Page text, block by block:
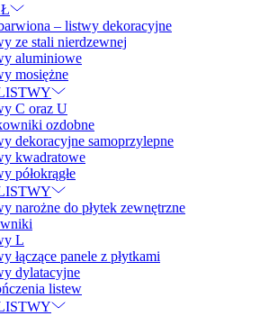
– listwy dekoracyjne
ze stali nierdzewnej
aluminiowe
mosiężne
C oraz U
ozdobne
dekoracyjne samoprzylepne
kwadratowe
półokrągłe
narożne do płytek zewnętrzne
L
łączące panele z płytkami
dylatacyjne
listew